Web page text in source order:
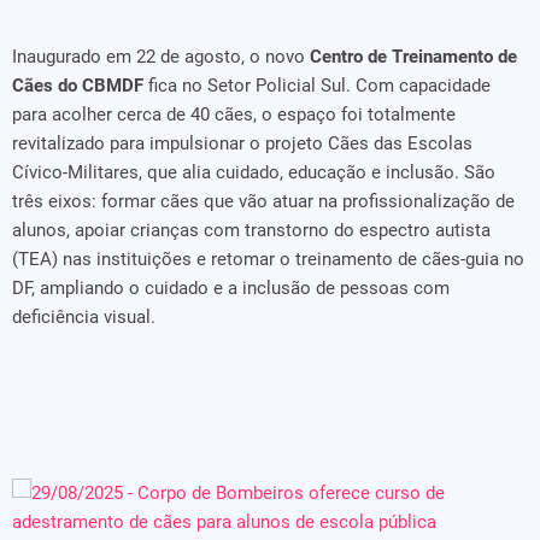
Inaugurado em 22 de agosto, o novo Centro de Treinamento de
Cães do CBMDF fica no Setor Policial Sul. Com capacidade
para acolher cerca de 40 cães, o espaço foi totalmente
revitalizado para impulsionar o projeto Cães das Escolas
Cívico-Militares, que alia cuidado, educação e inclusão. São
três eixos: formar cães que vão atuar na profissionalização de
alunos, apoiar crianças com transtorno do espectro autista
(TEA) nas instituições e retomar o treinamento de cães-guia no
DF, ampliando o cuidado e a inclusão de pessoas com
deficiência visual.